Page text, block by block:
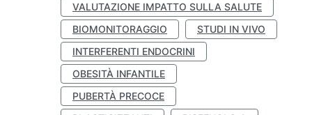
VALUTAZIONE IMPATTO SULLA SALUTE
BIOMONITORAGGIO
STUDI IN VIVO
INTERFERENTI ENDOCRINI
OBESITÀ INFANTILE
PUBERTÀ PRECOCE